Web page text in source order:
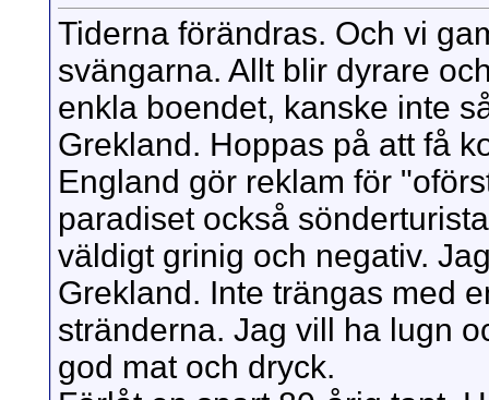
Tiderna förändras. Och vi
svängarna. Allt blir dyrare
enkla boendet, kanske inte
Grekland. Hoppas på att få
England gör reklam för
paradiset också
väldigt grinig och negativ.
Grekland. Inte trängas med
stränderna. Jag vill ha lugn
god mat och dryck.